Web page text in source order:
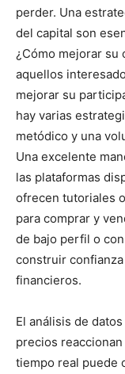
perder. Una
del capital son
¿Cómo mejorar su
aquellos
mejorar su
hay varias
metódico y una
Una excelente
las plataformas
ofrecen tutoriales
para comprar y
de bajo perfil o
construir
financieros.
El análisis de
precios
tiempo real puede